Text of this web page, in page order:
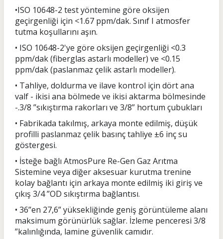
•ISO 10648-2 test yöntemine göre oksijen
geçirgenliği için <1.67 ppm/dak. Sınıf I atmosfer
tutma koşullarını aşın.
• ISO 10648-2'ye göre oksijen geçirgenliği <0.3
ppm/dak (fiberglas astarlı modeller) ve <0.15
ppm/dak (paslanmaz çelik astarlı modeller).
• Tahliye, doldurma ve ilave kontrol için dört ana
valf - ikisi ana bölmede ve ikisi aktarma bölmesinde
-.3/8 ”sıkıştırma rakorları ve 3/8” hortum çubukları
• Fabrikada takılmış, arkaya monte edilmiş, düşük
profilli paslanmaz çelik basınç tahliye ±6 inç su
göstergesi.
• İsteğe bağlı AtmosPure Re-Gen Gaz Arıtma
Sistemine veya diğer aksesuar kurutma trenine
kolay bağlantı için arkaya monte edilmiş iki giriş ve
çıkış 3/4 ”OD sıkıştırma bağlantısı.
• 36”en 27,6” yüksekliğinde geniş görüntüleme alanı
maksimum görünürlük sağlar. İzleme penceresi 3/8
”kalınlığında, lamine güvenlik camıdır.